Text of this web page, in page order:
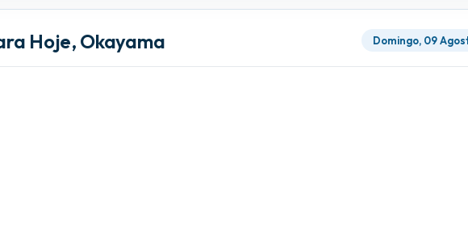
Hoje, Okayama Domingo, 09